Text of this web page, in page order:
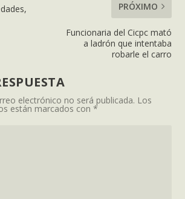
PRÓXIMO
Funcionaria del Cicpc mató
a ladrón que intentaba
robarle el carro
electrónico no será publicada. Los
están marcados con*